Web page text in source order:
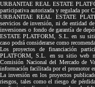
URBANITAE REAL ESTATE
participativa autorizada y regulada por
URBANITAE REAL ESTATE
servicios de inversión, ni de entidad
inversiones o fondo de garantía de
ESTATE PLATFORM, S.L. en su
caso podrá considerarse como
Los proyectos de financiación
PLATFORM, S.L. en su sitio web
Comisión Nacional del Mercado de
información facilitada por el promotor
La inversión en los proyectos
riesgos, tales como el riesgo de